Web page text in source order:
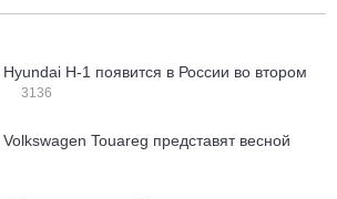
H-1 появится в России во втором
3136
Touareg представят весной